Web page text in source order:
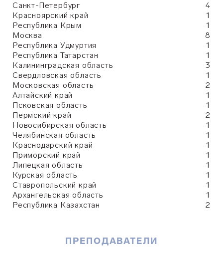
Санкт-Петербург
4
Красноярский край
1
Республика Крым
1
Москва
8
Республика Удмуртия
1
Республика Татарстан
1
Калининградская область
3
Свердловская область
1
Московская область
2
Алтайский край
1
Псковская область
1
Пермский край
2
Новосибирская область
1
Челябинская область
1
Краснодарский край
1
Приморский край
1
Липецкая область
1
Курская область
1
Ставропольский край
1
Архангельская область
1
Республика Казахстан
2
ПРЕПОДАВАТЕЛИ